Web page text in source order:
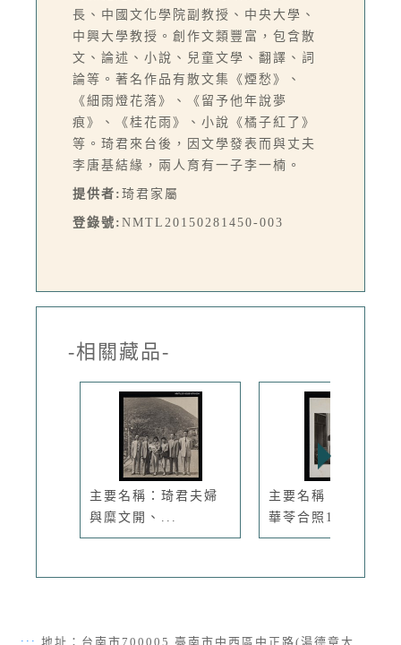
長、中國文化學院副教授、中央大學、
中興大學教授。創作文類豐富，包含散
文、論述、小說、兒童文學、翻譯、詞
論等。著名作品有散文集《煙愁》、
《細雨燈花落》、《留予他年說夢
痕》、《桂花雨》、小說《橘子紅了》
等。琦君來台後，因文學發表而與丈夫
李唐基結緣，兩人育有一子李一楠。
提供者: 琦君家屬
登錄號: NMTL20150281450-003
-相關藏品-
主要名稱：琦君夫婦
與糜文開、...
主要名稱：琦君與聶
華苓合照1...
::: 地址：台南市700005 臺南市中西區中正路(湯德章大